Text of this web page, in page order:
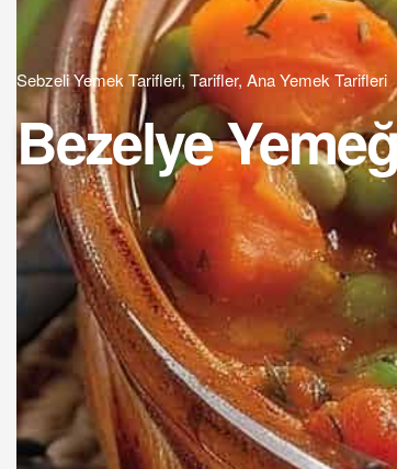
Sebzeli Yemek Tarifleri, Tarifler, Ana Yemek Tarifleri
Bezelye